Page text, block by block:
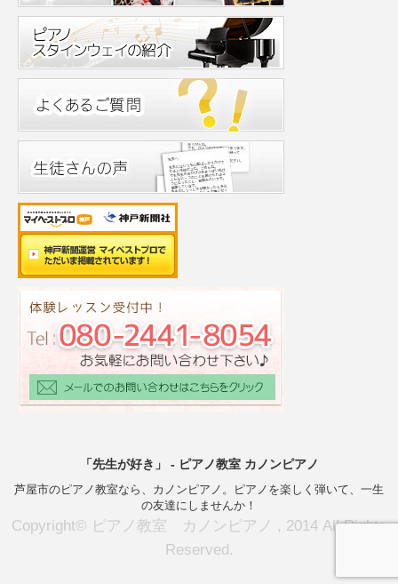
「先生が好き」 - ピアノ教室 カノンピアノ
芦屋市のピアノ教室なら、カノンピアノ。ピアノを楽しく弾いて、一生
の友達にしませんか！
Copyright© ピアノ教室 カノンピアノ , 2014 All Rights
Reserved.